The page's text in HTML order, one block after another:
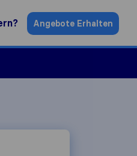
Angebote Erhalten